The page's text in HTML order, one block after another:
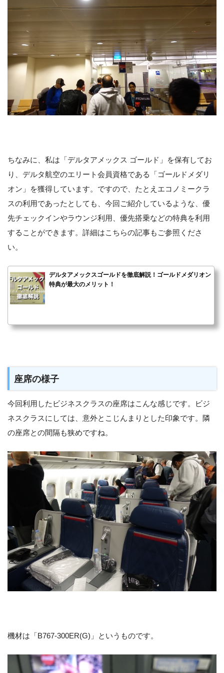
ちなみに、私は「デルタアメックス ゴールド」を保有してお
り、デルタ航空のエリート会員資格である「ゴールドメダリ
オン」を獲得しています。ですので、たとえエコノミークラ
スの利用であったとしても、今回ご紹介しているような、優
先チェックインやラウンジ利用、優先搭乗などの特典を利用
することができます。詳細はこちらの記事もご参照くださ
い。
デルタアメックスゴールドを徹底解説！ゴールドメダリオン
特典が最大のメリット！
座席の様子
今回利用したビジネスクラスの座席はこんな感じです。ビジ
ネスクラスにしては、意外とこじんまりとした印象です。隣
の座席との間隔も狭めですね。
機材は「B767-300ER(G)」というものです。